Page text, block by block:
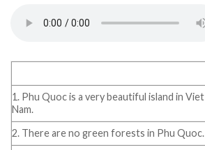
1. Phu Quoc is a very beautiful island in Viet
Nam.
2. There are no green forests in Phu Quoc.